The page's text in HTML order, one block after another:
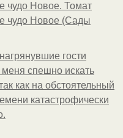
чудо Новое. Томат
чудо Новое (Сады
гости
меня спешно искать
как на обстоятельный
катастрофически